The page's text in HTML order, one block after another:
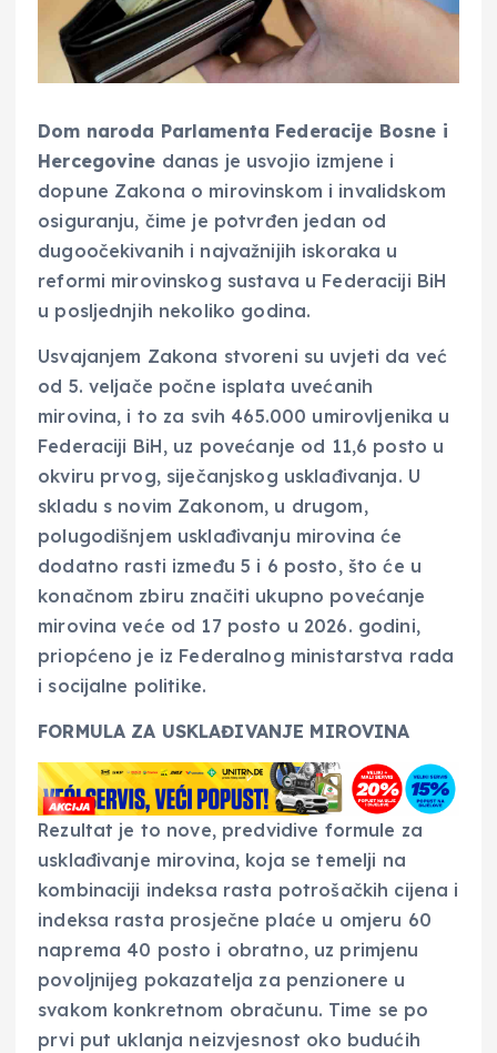
Dom naroda Parlamenta Federacije Bosne i
Hercegovine danas je usvojio izmjene i
dopune Zakona o mirovinskom i invalidskom
osiguranju, čime je potvrđen jedan od
dugoočekivanih i najvažnijih iskoraka u
reformi mirovinskog sustava u Federaciji BiH
u posljednjih nekoliko godina.
Usvajanjem Zakona stvoreni su uvjeti da već
od 5. veljače počne isplata uvećanih
mirovina, i to za svih 465.000 umirovljenika u
Federaciji BiH, uz povećanje od 11,6 posto u
okviru prvog, siječanjskog usklađivanja. U
skladu s novim Zakonom, u drugom,
polugodišnjem usklađivanju mirovina će
dodatno rasti između 5 i 6 posto, što će u
konačnom zbiru značiti ukupno povećanje
mirovina veće od 17 posto u 2026. godini,
priopćeno je iz Federalnog ministarstva rada
i socijalne politike.
FORMULA ZA USKLAĐIVANJE MIROVINA
Rezultat je to nove, predvidive formule za
usklađivanje mirovina, koja se temelji na
kombinaciji indeksa rasta potrošačkih cijena i
indeksa rasta prosječne plaće u omjeru 60
naprema 40 posto i obratno, uz primjenu
povoljnijeg pokazatelja za penzionere u
svakom konkretnom obračunu. Time se po
prvi put uklanja neizvjesnost oko budućih